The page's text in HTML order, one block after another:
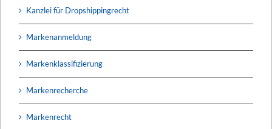
Kanzlei für Dropshippingrecht
Markenanmeldung
Markenklassifizierung
Markenrecherche
Markenrecht